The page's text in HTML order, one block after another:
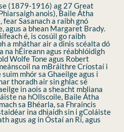
(1879-1916) ag 27 Great
anois), Baile Átha
fear Sasanach a raibh gnó
agus a bhean Margaret Brady.
é, is cosúil go raibh
a mháthar air a dinis scéalta dó
na hÉireann agus réabhlóidigh
Wolfe Tone agus Robert
na mBráithre Críostaí i
mhór sa Ghaeilge agus i
thoradh air sin ghlac sé
in aois a sheacht mbliana
na hOllscoile, Baile Átha
sa Bhéarla, sa Fhraincis
ina dhiaidh sin i gColáiste
agus ag in Óstaí an Rí, agus